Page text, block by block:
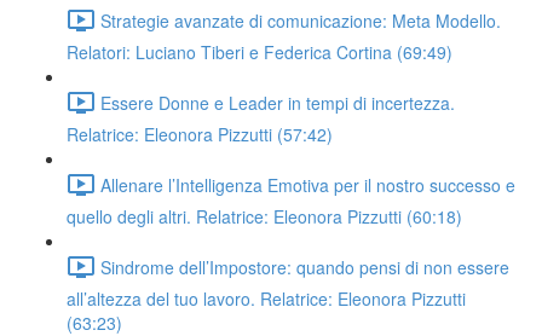
Strategie avanzate di comunicazione: Meta Modello.
Relatori: Luciano Tiberi e Federica Cortina (69:49)
Essere Donne e Leader in tempi di incertezza.
Relatrice: Eleonora Pizzutti (57:42)
Allenare l’Intelligenza Emotiva per il nostro successo e
quello degli altri. Relatrice: Eleonora Pizzutti (60:18)
Sindrome dell’Impostore: quando pensi di non essere
all’altezza del tuo lavoro. Relatrice: Eleonora Pizzutti
(63:23)